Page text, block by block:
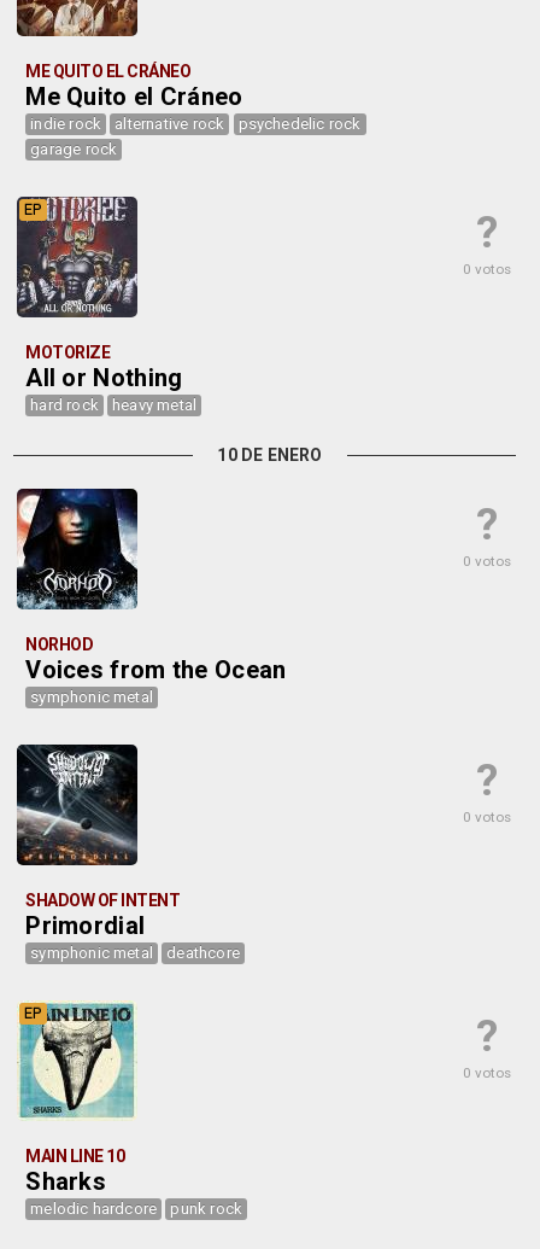
ME QUITO EL CRÁNEO
Me Quito el Cráneo
indie rock alternative rock
psychedelic rock
garage rock
?
0 votos
EP
MOTORIZE
All or Nothing
hard rock heavy metal
10 DE ENERO
?
0 votos
NORHOD
Voices from the Ocean
symphonic metal
?
0 votos
SHADOW OF INTENT
Primordial
symphonic metal deathcore
?
0 votos
EP
MAIN LINE 10
Sharks
melodic hardcore punk rock